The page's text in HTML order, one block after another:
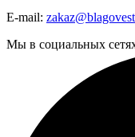
E-mail:
Мы в социальных